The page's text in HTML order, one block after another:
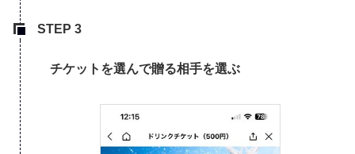
チケットを選んで贈る相手を選ぶ